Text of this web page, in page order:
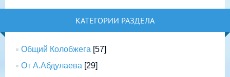
КАТЕГОРИИ РАЗДЕЛА
Общий Колобжега [57]
От А.Абдулаева [29]